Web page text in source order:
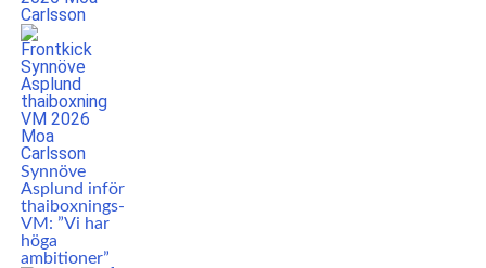
Synnöve
Asplund inför
thaiboxnings-
VM: ”Vi har
höga
ambitioner”